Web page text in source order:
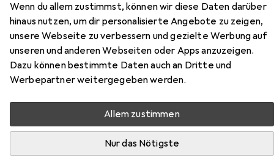
Wenn du allem zustimmst, können wir diese Daten darüber
hinaus nutzen, um dir personalisierte Angebote zu zeigen,
unsere Webseite zu verbessern und gezielte Werbung auf
unseren und anderen Webseiten oder Apps anzuzeigen.
Dazu können bestimmte Daten auch an Dritte und
Werbepartner weitergegeben werden.
Allem zustimmen
Nur das Nötigste
Zubehör für Varta Akku Solar
AAA Micro ideal für
Gartenleuchten, mit AkkuBox
Akku Solar AAA Micro ideal für Gartenleuchten, mit
AkkuBox aus den Kategorien Batterien + Akkus und Akku